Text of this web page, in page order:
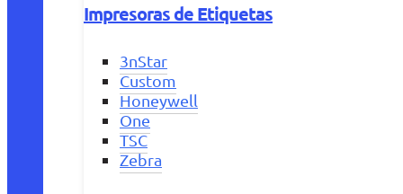
Impresoras de Etiquetas
3nStar
Custom
Honeywell
One
TSC
Zebra